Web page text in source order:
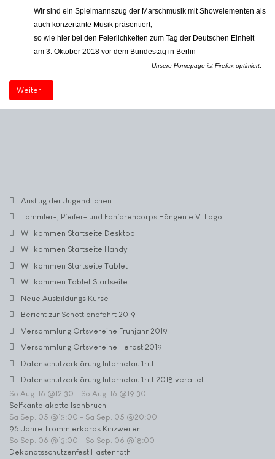
Wir sind ein Spielmannszug der Marschmusik mit Showelementen als
auch konzertante Musik präsentiert,
so wie hier bei den Feierlichkeiten zum Tag der Deutschen Einheit
am 3. Oktober 2018 vor dem Bundestag in Berlin
Unsere Homepage ist Firefox optimiert
Nächster Beitrag: Willkommen Startseite (2)
Weiter
Ausflug der Jugendlichen
Tommler-, Pfeifer- und Fanfarencorps Höngen e.V. Logo
Willkommen Startseite Desktop
Willkommen Startseite Handy
Willkommen Startseite Tablet
Willkommen Tablet Startseite
Neue Ausbildungs Kurse
Bericht zur Schottlandfahrt 2019
Versammlung Ortsvereine Frühjahr 2019
Versammlung Ortsvereine Herbst 2019
Datenschutzerklärung Internetauftritt
Datenschutzerklärung Internetauftritt 2018 veraltet
So Aug. 16 @12:30 - So Aug. 16 @19:30
Selfkantplakette Isenbruch
Sa Sep. 05 @13:00 - Sa Sep. 05 @20:00
95 Jahre Trommlerkorps Kinzweiler
So Sep. 06 @13:00 - So Sep. 06 @18:00
Dekanatsschützenfest Hastenrath